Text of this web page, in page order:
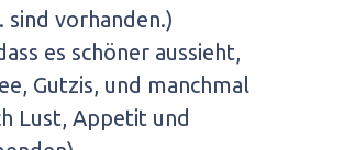
sind vorhanden.)
es schöner aussieht,
Gutzis, und manchmal
Lust, Appetit und